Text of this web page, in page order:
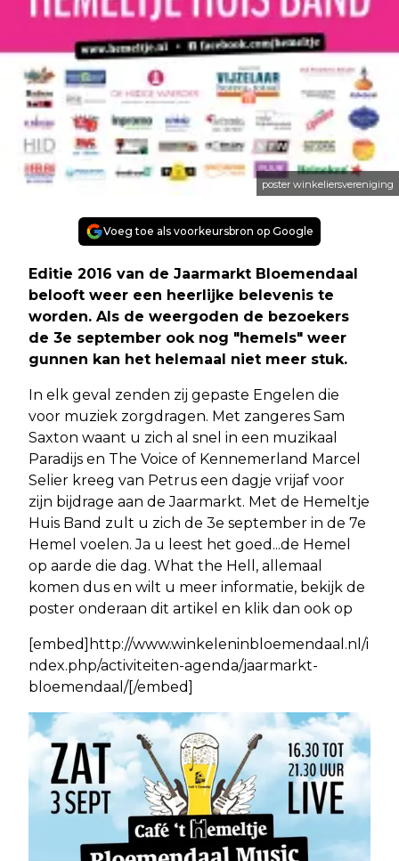
poster winkeliersvereniging
Voeg toe als voorkeursbron op Google
Editie 2016 van de Jaarmarkt Bloemendaal
belooft weer een heerlijke belevenis te
worden. Als de weergoden de bezoekers
de 3e september ook nog "hemels" weer
gunnen kan het helemaal niet meer stuk.
In elk geval zenden zij gepaste Engelen die
voor muziek zorgdragen. Met zangeres Sam
Saxton waant u zich al snel in een muzikaal
Paradijs en The Voice of Kennemerland Marcel
Selier kreeg van Petrus een dagje vrijaf voor
zijn bijdrage aan de Jaarmarkt. Met de Hemeltje
Huis Band zult u zich de 3e september in de 7e
Hemel voelen. Ja u leest het goed...de Hemel
op aarde die dag. What the Hell, allemaal
komen dus en wilt u meer informatie, bekijk de
poster onderaan dit artikel en klik dan ook op
[embed]http://www.winkeleninbloemendaal.nl/i
ndex.php/activiteiten-agenda/jaarmarkt-
bloemendaal/[/embed]